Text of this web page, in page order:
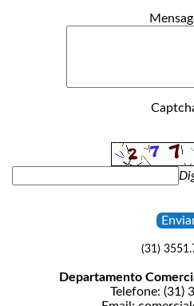
(31)
Departamento
Telefone: (31)